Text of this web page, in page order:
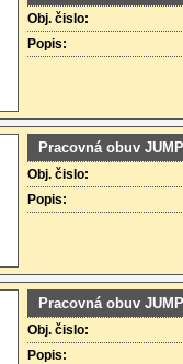
Obj. čislo:
Popis:
Pracovná obuv
Obj. čislo:
Popis:
Pracovná obuv
Obj. čislo:
Popis: